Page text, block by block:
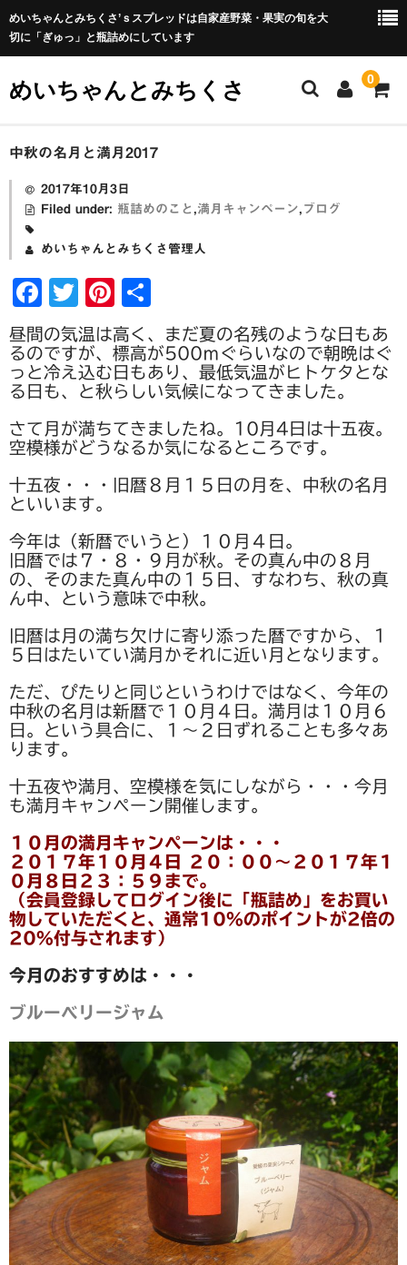
めいちゃんとみちくさ’ｓスプレッドは自家産野菜・果実の旬を大
切に「ぎゅっ」と瓶詰めにしています
めいちゃんとみちくさ 0
ホーム
めいちゃんとみちくさブログ
ABOUT
瓶詰めについて
野菜セットについて
野菜セットの包装・梱包について
野菜セットご注文の前に必ずお読みください
ご注文について
瓶詰め
谷川農園産果実のジャム
谷川農園産野菜のジャム
愛媛の柑橘シリーズ
贈り物に
谷川農園産野菜のチャツネ
ピクルス
新商品
野菜セット
野菜セットご注文の前に必ずお読みください
野菜セットの包装・梱包について
送料込みパック
po-to-bo
白磁動物豆皿
野菜豆皿
豆鉢
ブローチ
波佐見焼
中秋の名月と満月2017
2017年10月3日
Filed under: 瓶詰めのこと ,満月キャンペーン, ブログ
めいちゃんとみちくさ管理人
F
a
c
e
b
o
o
k
T
wi
tt
er
Pi
nt
er
e
st
有
昼間の気温は高く、まだ夏の名残のような日もあ
るのですが、標高が500ｍぐらいなので朝晩はぐ
っと冷え込む日もあり、最低気温がヒトケタとな
る日も、と秋らしい気候になってきました。
さて月が満ちてきましたね。10月4日は十五夜。
空模様がどうなるか気になるところです。
十五夜・・・旧暦８月１５日の月を、中秋の名月
といいます。
今年は（新暦でいうと）１０月４日。
旧暦では７・８・９月が秋。その真ん中の８月
の、そのまた真ん中の１５日、すなわち、秋の真
ん中、という意味で中秋。
旧暦は月の満ち欠けに寄り添った暦ですから、１
５日はたいてい満月かそれに近い月となります。
ただ、ぴたりと同じというわけではなく、今年の
中秋の名月は新暦で１０月４日。満月は１０月６
日。という具合に、１～２日ずれることも多々あ
ります。
十五夜や満月、空模様を気にしながら・・・今月
も満月キャンペーン開催します。
１０月の満月キャンペーンは・・・
２０１７年１０月４日 ２０：００～２０１７年１
０月８日２３：５９まで。
（会員登録してログイン後に「瓶詰め」をお買い
物していただくと、通常10％のポイントが2倍の
20％付与されます）
今月のおすすめは・・・
ブルーベリージャム